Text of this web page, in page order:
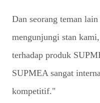
Dan seorang teman
mengunjungi stan
terhadap produk
SUPMEA sangat
kompetitif."